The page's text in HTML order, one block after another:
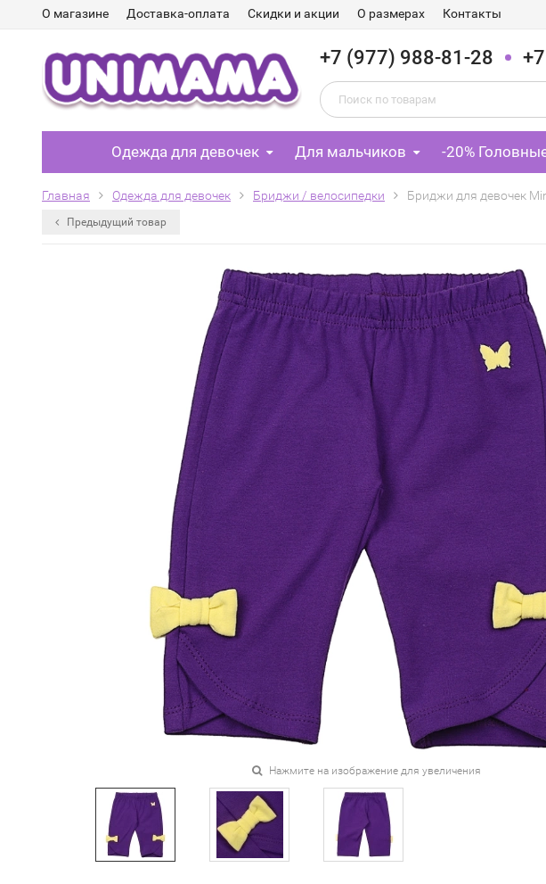
О магазине Доставка-оплата Скидки и акции О размерах Контакты
+7 (977) 988-81-28
Одежда для девочек Для мальчиков -20%
Главная Одежда для девочек Бриджи / велосипедки Бриджи для девочек
Предыдущий товар
Нажмите на изображение для увеличения